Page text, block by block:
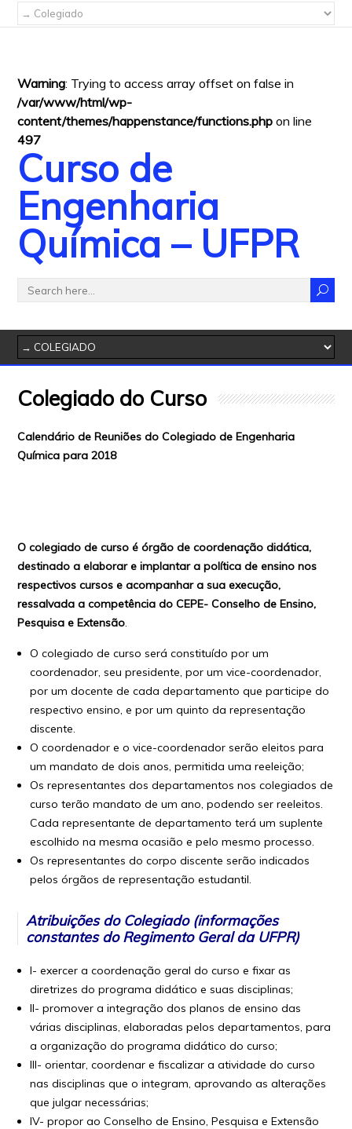
Warning: Trying to access array offset on false in
/var/www/html/wp-
content/themes/happenstance/functions.php on line
497
Curso de
Engenharia
Química – UFPR
Colegiado do Curso
Calendário de Reuniões do Colegiado de Engenharia
Química para 2018
O colegiado de curso é órgão de coordenação didática,
destinado a elaborar e implantar a política de ensino nos
respectivos cursos e acompanhar a sua execução,
ressalvada a competência do CEPE- Conselho de Ensino,
Pesquisa e Extensão.
O colegiado de curso será constituído por um
coordenador, seu presidente, por um vice-coordenador,
por um docente de cada departamento que participe do
respectivo ensino, e por um quinto da representação
discente.
O coordenador e o vice-coordenador serão eleitos para
um mandato de dois anos, permitida uma reeleição;
Os representantes dos departamentos nos colegiados de
curso terão mandato de um ano, podendo ser reeleitos.
Cada representante de departamento terá um suplente
escolhido na mesma ocasião e pelo mesmo processo.
Os representantes do corpo discente serão indicados
pelos órgãos de representação estudantil.
Atribuições do Colegiado (informações
constantes do Regimento Geral da UFPR)
I- exercer a coordenação geral do curso e fixar as
diretrizes do programa didático e suas disciplinas;
II- promover a integração dos planos de ensino das
várias disciplinas, elaboradas pelos departamentos, para
a organização do programa didático do curso;
III- orientar, coordenar e fiscalizar a atividade do curso
nas disciplinas que o integram, aprovando as alterações
que julgar necessárias;
IV- propor ao Conselho de Ensino, Pesquisa e Extensão